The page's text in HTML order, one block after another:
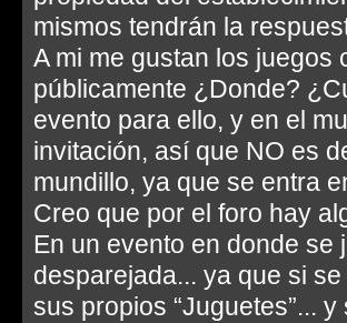
mismos tendrán la
A mi me gustan los juegos
públicamente ¿Donde?
evento para ello, y en el
invitación, así que NO es
mundillo, ya que se entra
Creo que por el foro hay
En un evento en donde
desparejada... ya que si
sus propios “Juguetes”...